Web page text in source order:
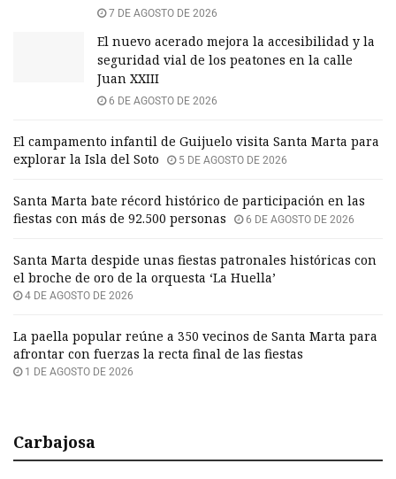
7 DE AGOSTO DE 2026
El nuevo acerado mejora la accesibilidad y la
seguridad vial de los peatones en la calle
Juan XXIII
6 DE AGOSTO DE 2026
El campamento infantil de Guijuelo visita Santa Marta para
explorar la Isla del Soto
5 DE AGOSTO DE 2026
Santa Marta bate récord histórico de participación en las
fiestas con más de 92.500 personas
6 DE AGOSTO DE 2026
Santa Marta despide unas fiestas patronales históricas con
el broche de oro de la orquesta ‘La Huella’
4 DE AGOSTO DE 2026
La paella popular reúne a 350 vecinos de Santa Marta para
afrontar con fuerzas la recta final de las fiestas
1 DE AGOSTO DE 2026
Carbajosa